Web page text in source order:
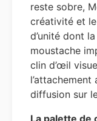
reste sobre,
créativité et
d’unité dont
moustache
clin d’œil
diffusion sur